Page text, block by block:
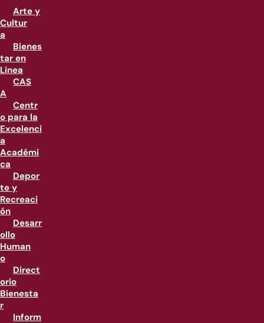
Arte y
Cultur
a
Bienes
tar en
Linea
CAS
A
Centr
o para la
Excelenci
a
Académi
ca
Depor
te y
Recreaci
ón
Desarr
ollo
Human
o
Direct
orio
Bienesta
r
Inform